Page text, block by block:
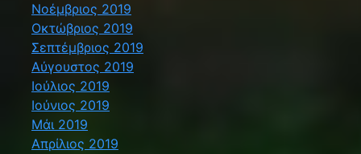
Νοέμβριος 2019
Οκτώβριος 2019
Σεπτέμβριος 2019
Αύγουστος 2019
Ιούλιος 2019
Ιούνιος 2019
Μάι 2019
Απρίλιος 2019